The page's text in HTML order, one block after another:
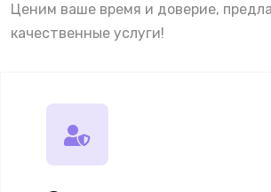
Ценим ваше время и доверие,
качественные услуги!